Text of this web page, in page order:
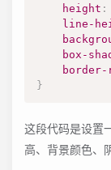
height :
line-
box-
border-
}
这段代码是设置
高、背景颜色、